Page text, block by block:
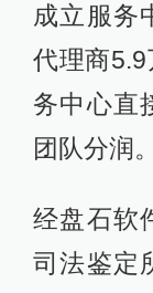
成立服务
代理商
务中心直
团队分润。
经盘石软
司法鉴定